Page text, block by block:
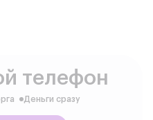
телефон
Деньги сразу